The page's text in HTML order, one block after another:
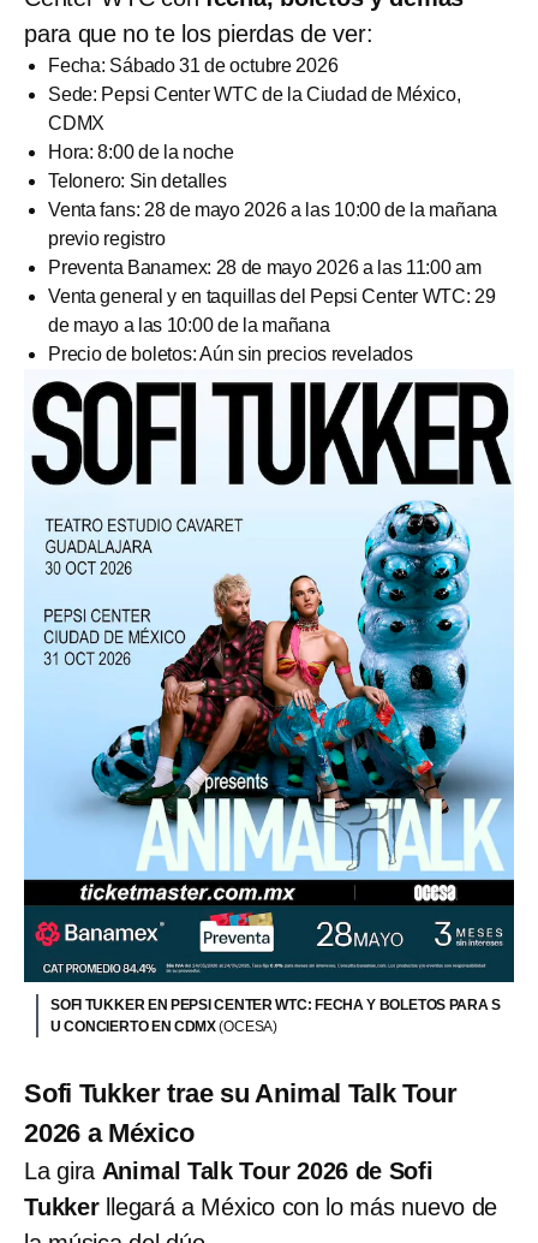
para que no te los pierdas de ver:
Fecha: Sábado 31 de octubre 2026
Sede: Pepsi Center WTC de la Ciudad de México,
CDMX
Hora: 8:00 de la noche
Telonero: Sin detalles
Venta fans: 28 de mayo 2026 a las 10:00 de la mañana
previo registro
Preventa Banamex: 28 de mayo 2026 a las 11:00 am
Venta general y en taquillas del Pepsi Center WTC: 29
de mayo a las 10:00 de la mañana
Precio de boletos: Aún sin precios revelados
SOFI TUKKER EN PEPSI CENTER WTC: FECHA Y BOLETOS PARA S
U CONCIERTO EN CDMX(OCESA)
Sofi Tukker trae su Animal Talk Tour
2026 a México
La gira Animal Talk Tour 2026 de Sofi
Tukkerllegará a México con lo más nuevo de